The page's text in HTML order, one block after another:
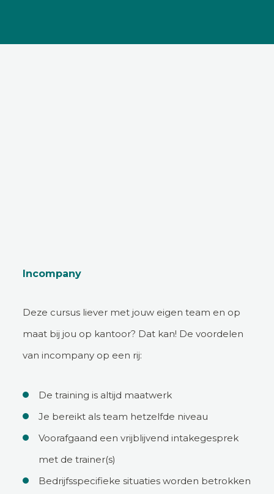
Incompany
Deze cursus liever met jouw eigen team en op
maat bij jou op kantoor? Dat kan! De voordelen
van incompany op een rij:
De training is altijd maatwerk
Je bereikt als team hetzelfde niveau
Voorafgaand een vrijblijvend intakegesprek
met de trainer(s)
Bedrijfsspecifieke situaties worden betrokken